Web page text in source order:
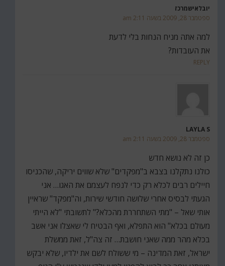
יובלאישמרכז
ספטמבר 28, 2009 בשעה 2:11 am
למה אתה מניח הנחות בלי לדעת
את העובדות?
REPLY
LAYLA S
ספטמבר 28, 2009 בשעה 2:11 am
כן זה לא נושא חדש
כולנו נתקלנו בצבא ב"מפקדים" שלא שווים יריקה, שהכניסו
חיילים רבים לכלא רק כדי לנפח לעצמם את האגו… אני
הגעתי לבסיס אחרי שלושה חודשי שירות, וה"מפקד" שראיין
אותי שאל – "מתי השתחררת מהכלא?" לתשובתי "לא הייתי
מעולם בכלא" הוא התפלא, ואף הבטיח לי שאצלו אני אשב
בכלא מהר ממה שאני חושבת… זה צה"ל, זאת ממשלת
ישראל, זאת המדינה – מי ששולח לשם את ילדיו, שלא יבקש